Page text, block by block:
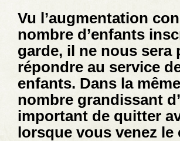
Vu l’augmentation
nombre d’enfants
garde, il ne nous sera
répondre au service
enfants. Dans la
nombre grandissant
important de quitter
lorsque vous venez le